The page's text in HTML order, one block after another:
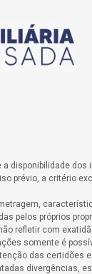
a disponibilidade
prévio, a critério
pelos próprios
refletir com
somente é
das certidões
divergências,